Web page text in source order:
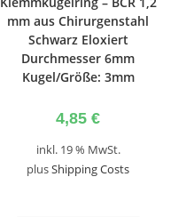
mm aus Chirurgenstahl
Schwarz Eloxiert
Durchmesser 6mm
Kugel/Größe: 3mm
4,85 €
inkl. 19 % MwSt.
plusShipping Costs